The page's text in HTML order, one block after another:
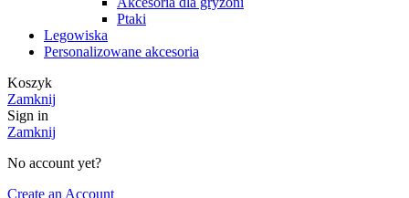
Ptaki
Legowiska
Personalizowane akcesoria
Koszyk
Zamknij
Sign in
Zamknij
No account yet?
Create an Account